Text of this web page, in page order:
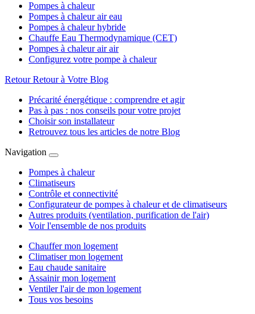
Pompes à chaleur
Pompes à chaleur air eau
Pompes à chaleur hybride
Chauffe Eau Thermodynamique (CET)
Pompes à chaleur air air
Configurez votre pompe à chaleur
Retour Retour à Votre Blog
Précarité énergétique : comprendre et agir
Pas à pas : nos conseils pour votre projet
Choisir son installateur
Retrouvez tous les articles de notre Blog
Navigation
Pompes à chaleur
Climatiseurs
Contrôle et connectivité
Configurateur de pompes à chaleur et de climatiseurs
Autres produits (ventilation, purification de l'air)
Voir l'ensemble de nos produits
Chauffer mon logement
Climatiser mon logement
Eau chaude sanitaire
Assainir mon logement
Ventiler l'air de mon logement
Tous vos besoins